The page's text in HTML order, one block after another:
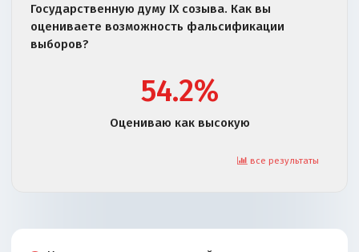
Государственную думу IX созыва. Как вы
оцениваете возможность фальсификации
выборов?
54.2%
Оцениваю как высокую
все результаты